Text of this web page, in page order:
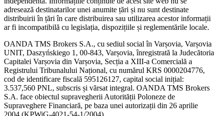
adresează destinatarilor unei anumite țări și nu sunt destinate
distribuirii în țări în care distribuirea sau utilizarea acestor informații
ar fi incompatibilă cu legislația, dispozițiile și reglementările locale.
OANDA TMS Brokers S.A., cu sediul social în Varșovia, Varșovia
UNIT, Daszyńskiego 1, 00-843, Varșovia, înregistrată la Judecătoria
Capitalei Varșovia din Varșovia, Secția a XIII-a Comercială a
Registrului Tribunalului Național, cu numărul KRS 0000204776,
cod de identificare fiscală 595126127, capital social inițial:
3.537,560 PNL, subscris și vărsat integral. OANDA TMS Brokers
S.A. face obiectul supravegherii Autorității Poloneze de
Supraveghere Financiară, pe baza unei autorizații din 26 aprilie